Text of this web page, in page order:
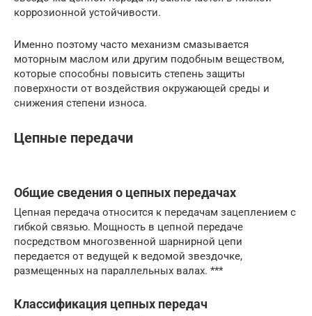
коррозионной устойчивости.
Именно поэтому часто механизм смазывается
моторным маслом или другим подобным веществом,
которые способны повысить степень защиты
поверхности от воздействия окружающей среды и
снижения степени износа.
Цепные передачи
Общие сведения о цепных передачах
Цепная передача относится к передачам зацеплением с
гибкой связью. Мощность в цепной передаче
посредством многозвенной шарнирной цепи
передается от ведущей к ведомой звездочке,
размещенных на параллельных валах. ***
Классификация цепных передач